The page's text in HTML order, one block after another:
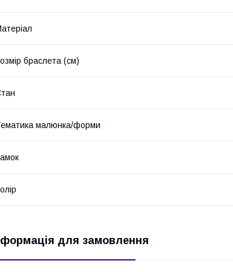
браслета (см)
малюнка/форми
для замовлення